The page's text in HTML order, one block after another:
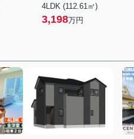
4LDK (112.61㎡)
3,198万円